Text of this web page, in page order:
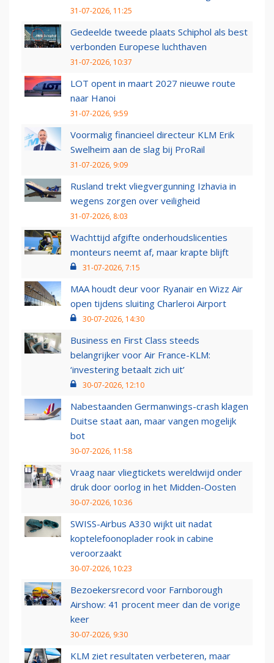
31-07-2026, 11:25
Gedeelde tweede plaats Schiphol als best
verbonden Europese luchthaven
31-07-2026, 10:37
LOT opent in maart 2027 nieuwe route
naar Hanoi
31-07-2026, 9:59
Voormalig financieel directeur KLM Erik
Swelheim aan de slag bij ProRail
31-07-2026, 9:09
Rusland trekt vliegvergunning Izhavia in
wegens zorgen over veiligheid
31-07-2026, 8:03
Wachttijd afgifte onderhoudslicenties
monteurs neemt af, maar krapte blijft
31-07-2026, 7:15
MAA houdt deur voor Ryanair en Wizz Air
open tijdens sluiting Charleroi Airport
30-07-2026, 14:30
Business en First Class steeds
belangrijker voor Air France-KLM:
‘investering betaalt zich uit’
30-07-2026, 12:10
Nabestaanden Germanwings-crash klagen
Duitse staat aan, maar vangen mogelijk
bot
30-07-2026, 11:58
Vraag naar vliegtickets wereldwijd onder
druk door oorlog in het Midden-Oosten
30-07-2026, 10:36
SWISS-Airbus A330 wijkt uit nadat
koptelefoonoplader rook in cabine
veroorzaakt
30-07-2026, 10:23
Bezoekersrecord voor Farnborough
Airshow: 41 procent meer dan de vorige
keer
30-07-2026, 9:30
KLM ziet resultaten verbeteren, maar